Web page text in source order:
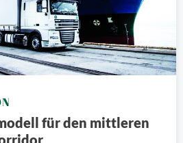
für den mittleren